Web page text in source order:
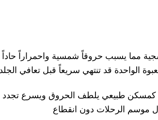
مما يسبب حروقاً شمسية واحمراراً
الواحدة قد تنتهي سريعاً قبل تعافي الجلد
كمسكن طبيعي يلطف الحروق ويسرع تجدد
موسم الرحلات دون انقطاع